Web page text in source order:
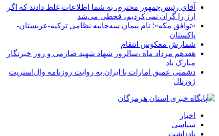
آقای رئیس‌جمهور محترم، به شما اطلاعات غلط دادند که اگر
ارز را گران نمی‌کردیم، قحطی می‌شد
«توافق مکه»؛ نام پیمان سه‌جانبه نظامی ترکیه-عربستان-
پاکستان
شمارش معکوس انتقام
هفدهم مرداد ماه ،سالروز شهاد شهید صارمی و روز خبرنگار
مبارک باد
دشمنی عمیق امارات با ایران به روایت روزنامه وال‌استریت
ژورنال
اخبار
سیاسی
یادداشت